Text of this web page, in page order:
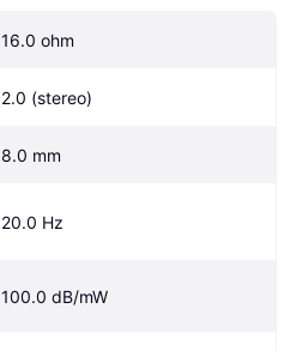
16.0 ohm
2.0 (stereo)
8.0 mm
20.0 Hz
100.0 dB/mW